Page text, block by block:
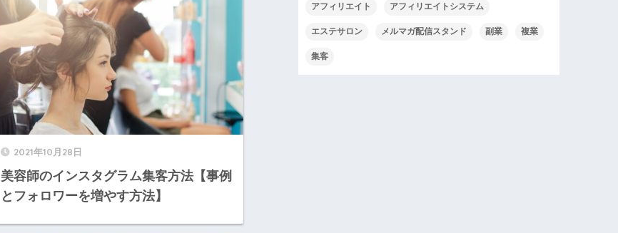
2021年10月28日
美容師のインスタグラム集客方法【事例
とフォロワーを増やす方法】
アフィリエイト アフィリエイトシステム
エステサロン メルマガ配信スタンド 副業 複業
集客